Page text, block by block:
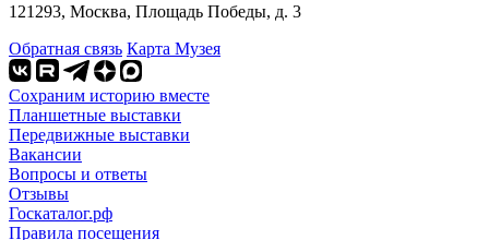
121293, Москва, Площадь Победы, д. 3
Обратная связь Карта Музея
Сохраним историю вместе
Планшетные выставки
Передвижные выставки
Вакансии
Вопросы и ответы
Отзывы
Госкаталог.рф
Правила посещения